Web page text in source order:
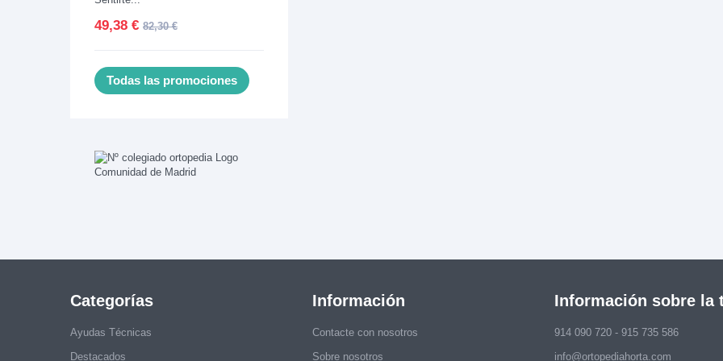
49,38 € 82,30 €
Todas las promociones
Categorías
Ayudas Técnicas
Destacados
Información
Contacte con nosotros
Sobre nosotros
Información sobre la
914 090 720 - 915 735 586
info@ortopediahorta.com